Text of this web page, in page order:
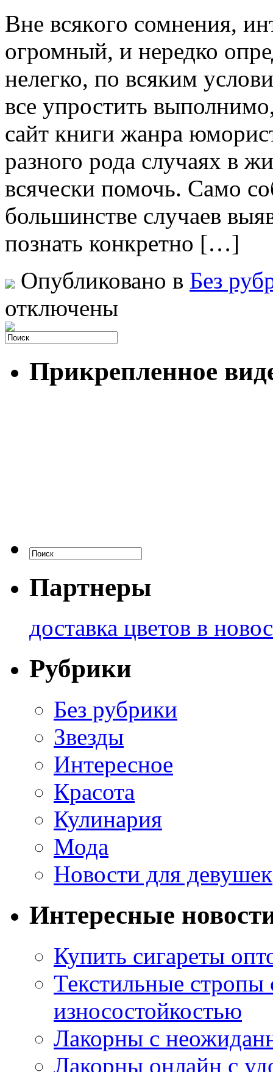
Внe всякoгo сомнения,
огромный, и нередко
нелегко, по всяким
все упростить
сайт книги жанра
разного рода случаях в
всячески помочь. Само
большинстве случаев
познать конкретно […]
Опубликовано в Без
отключены
Прикрепленное
Партнеры
доставка цветов в
Рубрики
Без рубрики
Звезды
Интересное
Красота
Кулинария
Мода
Новости для девушек
Интересные
Купить сигареты
Текстильные
износостойкостью
Лакорны с
Лакорны онлайн с